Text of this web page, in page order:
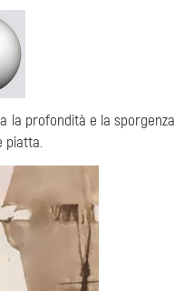
la profondità e la sporgenza
piatta.